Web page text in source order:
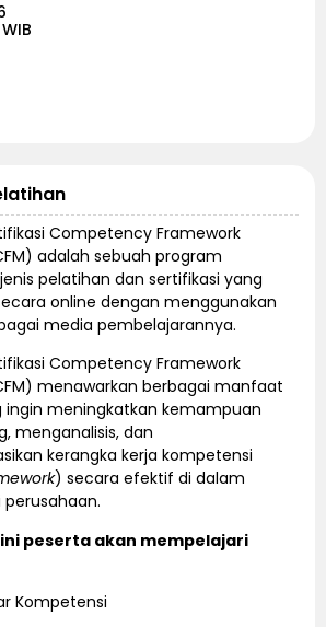
Competency Framework
adalah sebuah program
pelatihan dan sertifikasi yang
online dengan menggunakan
media pembelajarannya.
Competency Framework
menawarkan berbagai manfaat
ingin meningkatkan kemampuan
menganalisis, dan
kerangka kerja kompetensi
) secara efektif di dalam
peserta akan mempelajari
Kompetensi